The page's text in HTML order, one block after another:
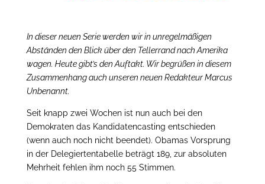
In dieser neuen Serie werden wir in unregelmäßigen
Abständen den Blick über den Tellerrand nach Amerika
wagen. Heute gibt’s den Auftakt. Wir begrüßen in diesem
Zusammenhang auch unseren neuen Redakteur Marcus
Unbenannt.
Seit knapp zwei Wochen ist nun auch bei den
Demokraten das Kandidatencasting entschieden
(wenn auch noch nicht beendet). Obamas Vorsprung
in der Delegiertentabelle beträgt 189, zur absoluten
Mehrheit fehlen ihm noch 55 Stimmen.